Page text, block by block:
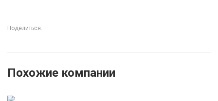
Поделиться:
Похожие компании